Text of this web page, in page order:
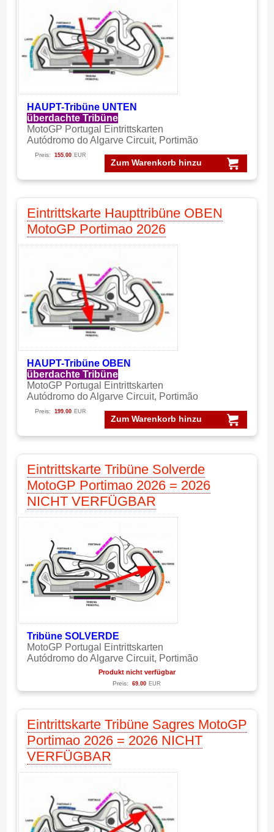
HAUPT-Tribüne UNTEN
überdachte Tribüne
MotoGP Portugal Eintrittskarten
Autódromo do Algarve Circuit, Portimão
Zum Warenkorb hinzu
Preis: 155.00 EUR
Eintrittskarte Haupttribüne OBEN
MotoGP Portimao 2026
HAUPT-Tribüne OBEN
überdachte Tribüne
MotoGP Portugal Eintrittskarten
Autódromo do Algarve Circuit, Portimão
Zum Warenkorb hinzu
Preis: 199.00 EUR
Eintrittskarte Tribüne Solverde
MotoGP Portimao 2026 = 2026
NICHT VERFÜGBAR
Tribüne SOLVERDE
MotoGP Portugal Eintrittskarten
Autódromo do Algarve Circuit, Portimão
Produkt nicht verfügbar
Preis: 69.00 EUR
Eintrittskarte Tribüne Sagres MotoGP
Portimao 2026 = 2026 NICHT
VERFÜGBAR